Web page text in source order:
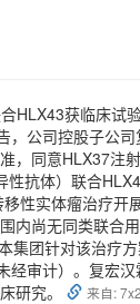
HLX43获临床试
，公司控股子公
，同意HLX37注
性抗体）联合
性实体瘤治疗
内尚无同类联合
集团针对该治疗
经审计）。复宏
研究。
来自: